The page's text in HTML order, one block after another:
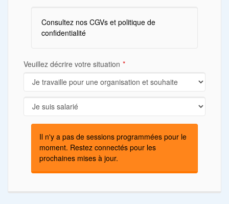
Consultez nos CGVs et politique de
confidentialité
Veuillez décrire votre situation
Il n'y a pas de sessions programmées pour le
moment. Restez connectés pour les
prochaines mises à jour.